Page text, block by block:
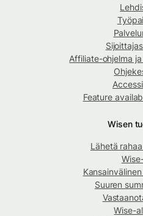
Affiliate-ohjelma
Feature
Wisen
Lähetä
Suuren
Wise-